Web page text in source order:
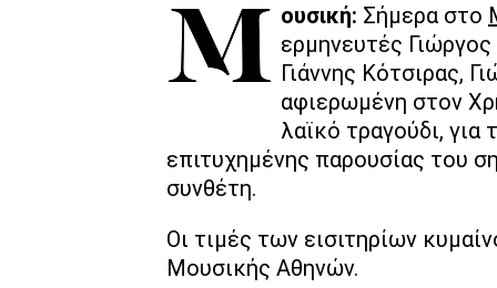
Μουσική: Σήμερα στο
ερμηνευτές
Γιάννης Κότσιρας,
αφιερωμένη στον
λαϊκό τραγούδι, για
επιτυχημένης παρουσίας του
συνθέτη.
Οι τιμές των εισιτηρίων
Μουσικής Αθηνών.